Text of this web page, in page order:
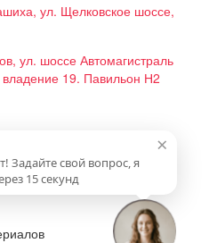
ул. Щелковское шоссе,
ул. шоссе Автомагистраль
19. Павильон Н2
© 2026
×
Задайте свой вопрос, я
15 секунд